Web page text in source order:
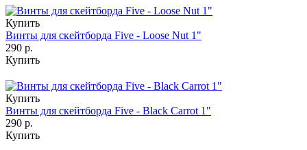
Купить
Винты для скейтборда Five - Loose Nut 1"
290 р.
Купить
Купить
Винты для скейтборда Five - Black Carrot 1"
290 р.
Купить